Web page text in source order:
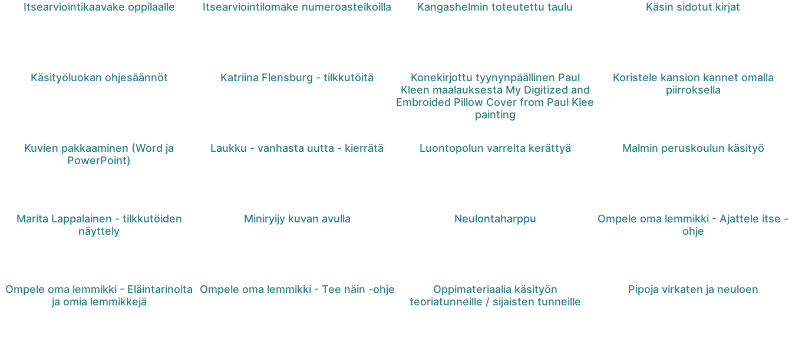
Itsearviointikaavake oppilaalle Itsearviointilomake numeroasteikoilla Kangashelmin toteutettu taulu Käsin sidotut kirjat
Käsityöluokan ohjesäännöt Katriina Flensburg - tilkkutöitä
Konekirjottu tyynynpäällinen Paul
Kleen maalauksesta My Digitized and
Embroided Pillow Cover from Paul Klee
painting
Koristele kansion kannet omalla
piirroksella
Kuvien pakkaaminen (Word ja
PowerPoint)
Laukku - vanhasta uutta - kierrätä Luontopolun varrelta kerättyä Malmin peruskoulun käsityö
Marita Lappalainen - tilkkutöiden
näyttely
Miniryijy kuvan avulla Neulontaharppu
Ompele oma lemmikki - Ajattele itse -
ohje
Ompele oma lemmikki - Eläintarinoita
ja omia lemmikkejä
Ompele oma lemmikki - Tee näin -ohje
Oppimateriaalia käsityön
teoriatunneille / sijaisten tunneille
Pipoja virkaten ja neuloen